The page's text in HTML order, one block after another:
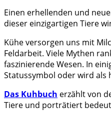
Einen erhellenden und
dieser einzigartigen Tiere
Kühe versorgen uns mit
Feldarbeit. Viele Mythen
faszinierende Wesen. In
Statussymbol oder wird als
Das Kuhbuch erzählt von
Tiere und porträtiert